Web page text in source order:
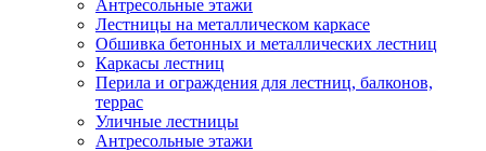
Антресольные этажи
Лестницы на металлическом каркасе
Обшивка бетонных и металлических лестниц
Каркасы лестниц
Перила и ограждения для лестниц, балконов,
террас
Уличные лестницы
Антресольные этажи